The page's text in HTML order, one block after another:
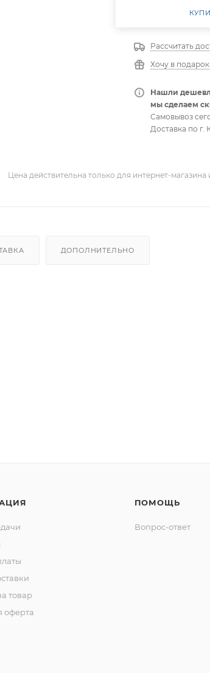
Рассчитать
Хочу в подарок
Нашли
мы сделаем
Самовывоз
Доставка по г.
Цена действительна только для интернет-
ДОПОЛНИТЕЛЬНО
товар
оферта
ПОМОЩЬ
Вопрос-ответ